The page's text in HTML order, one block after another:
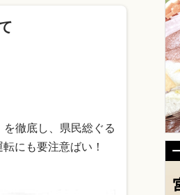
を徹底し、県民総ぐる
にも要注意ばい！